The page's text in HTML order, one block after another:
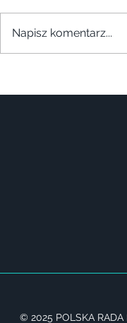
Napisz komentarz...
© 2025 POLSKA RADA